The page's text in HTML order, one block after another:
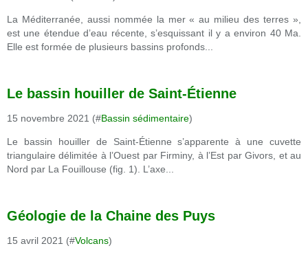
La Méditerranée, aussi nommée la mer « au milieu des terres »,
est une étendue d’eau récente, s’esquissant il y a environ 40 Ma.
Elle est formée de plusieurs bassins profonds...
Le bassin houiller de Saint-Étienne
15 novembre 2021 (#Bassin sédimentaire)
Le bassin houiller de Saint-Étienne s’apparente à une cuvette
triangulaire délimitée à l’Ouest par Firminy, à l’Est par Givors, et au
Nord par La Fouillouse (fig. 1). L’axe...
Géologie de la Chaine des Puys
15 avril 2021 (#Volcans)